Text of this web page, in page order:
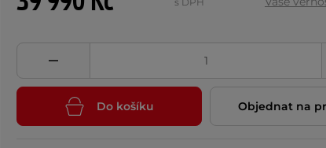
Do košíku Objednat na